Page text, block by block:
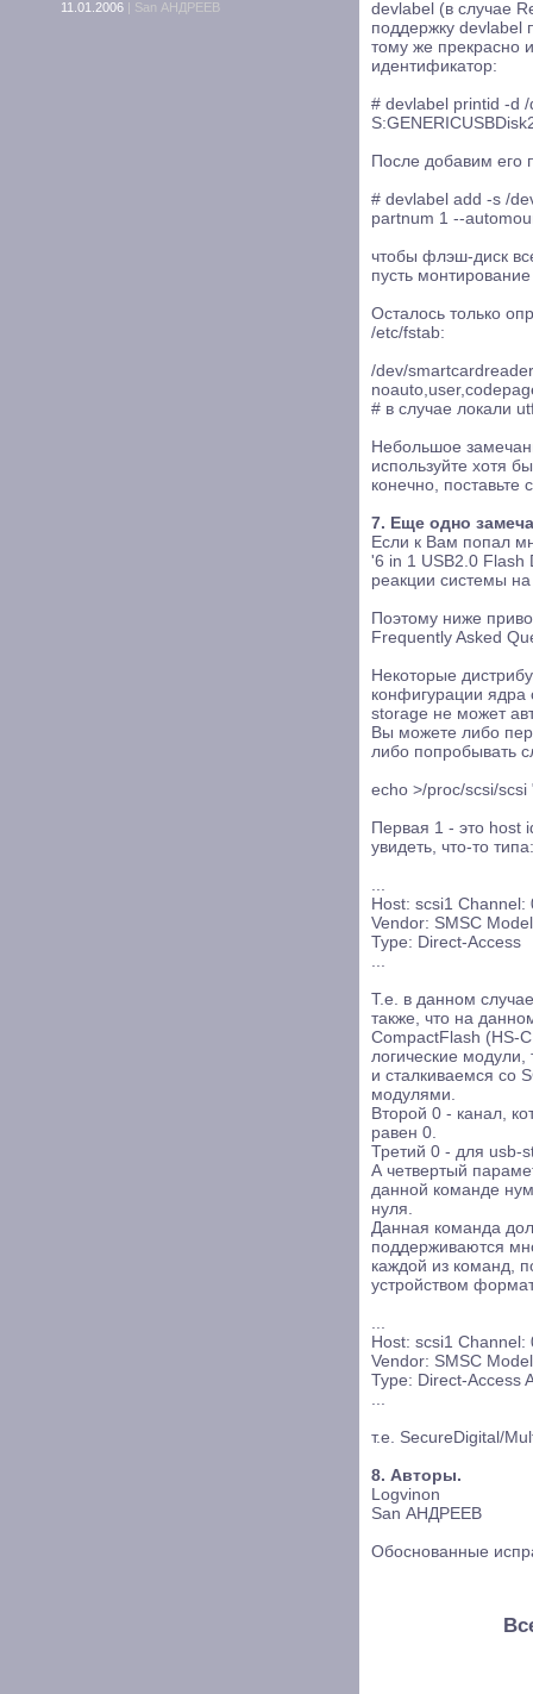
11.01.2006 | San АНДРЕЕВ
devlabel (в случае
поддержку devlabel
тому же прекрасно
идентификатор:
# devlabel printid -d
После добавим его
# devlabel add -s /
partnum 1 --
чтобы флэш-диск
пусть
Осталось только
/etc/fstab:
/dev/
# в случае локали
Небольшое
используйте хотя
конечно, поставьте
7. Еще одно
Если к Вам попал
'6 in 1 USB2.0 Flash
реакции системы
Поэтому ниже
Frequently Asked
Некоторые
конфигурации ядра
storage не может
Вы можете либо
либо попробывать
echo >/proc/scsi/
Первая 1 - это host
увидеть, что-то типа:
...
Host: scsi1
Vendor: SMSC
Type: Direct-Access
...
Т.е. в данном
также, что на
CompactFlash (HS-
логические
и сталкиваемся со
модулями.
Второй 0 - канал,
равен 0.
Третий 0 - для usb-
А четвертый
данной команде
нуля.
Данная команда
поддерживаются
каждой из команд,
устройством
...
Host: scsi1
Vendor: SMSC
Type: Direct-Access
...
т.е. SecureDigital/
8. Авторы.
Logvinon
San АНДРЕЕВ
Обоснованные